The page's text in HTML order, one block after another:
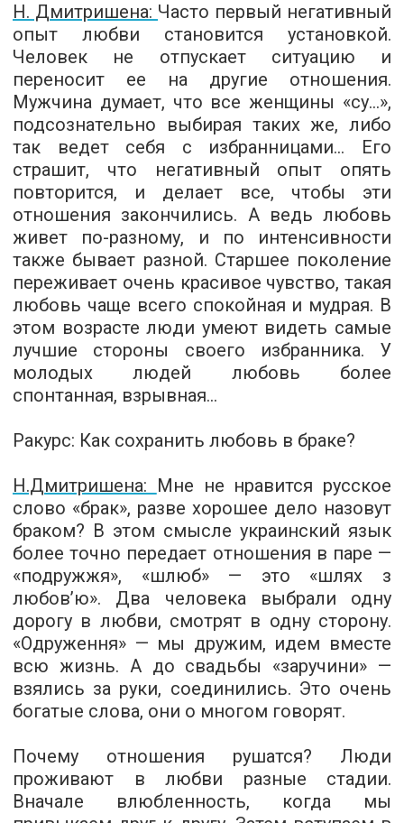
Н. Дмитришена: Часто первый негативный
опыт любви становится установкой.
Человек не отпускает ситуацию и
переносит ее на другие отношения.
Мужчина думает, что все женщины «су...»,
подсознательно выбирая таких же, либо
так ведет себя с избранницами... Его
страшит, что негативный опыт опять
повторится, и делает все, чтобы эти
отношения закончились. А ведь любовь
живет по-разному, и по интенсивности
также бывает разной. Старшее поколение
переживает очень красивое чувство, такая
любовь чаще всего спокойная и мудрая. В
этом возрасте люди умеют видеть самые
лучшие стороны своего избранника. У
молодых людей любовь более
спонтанная, взрывная...
Ракурс: Как сохранить любовь в браке?
Н.Дмитришена: Мне не нравится русское
слово «брак», разве хорошее дело назовут
браком? В этом смысле украинский язык
более точно передает отношения в паре —
«подружжя», «шлюб» — это «шлях з
любов’ю». Два человека выбрали одну
дорогу в любви, смотрят в одну сторону.
«Одруження» — мы дружим, идем вместе
всю жизнь. А до свадьбы «заручини» —
взялись за руки, соединились. Это очень
богатые слова, они о многом говорят.
Почему отношения рушатся? Люди
проживают в любви разные стадии.
Вначале влюбленность, когда мы